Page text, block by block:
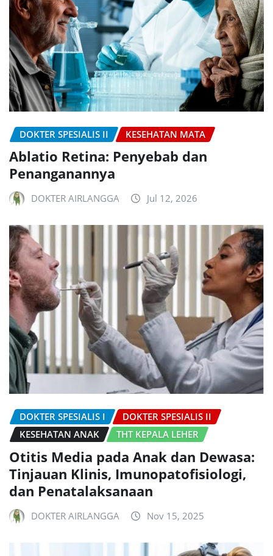
DOKTER SPESIALIS II KESEHATAN MATA
Ablatio Retina: Penyebab dan
Penanganannya
DOKTER AIRLANGGA Jul 12, 2026
DOKTER SPESIALIS I
DOKTER SPESIALIS II
KESEHATAN ANAK
THT KEPALA LEHER
Otitis Media pada Anak dan Dewasa:
Tinjauan Klinis, Imunopatofisiologi,
dan Penatalaksanaan
DOKTER AIRLANGGA Nov 15, 2025